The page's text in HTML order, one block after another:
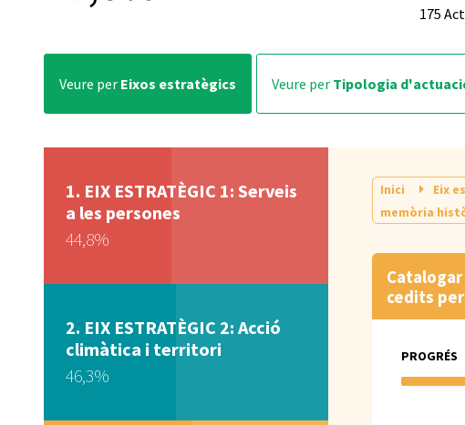
175
veure per Eixos estratègics veure per Tipologia
EIX ESTRATÈGIC 1: Serveis
a les persones
44,8%
EIX ESTRATÈGIC 2: Acció
climàtica i territori
46,3%
Inici Eix
memòria
cedits
PROGRÉS